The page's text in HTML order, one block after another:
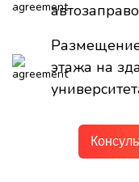
этажа на